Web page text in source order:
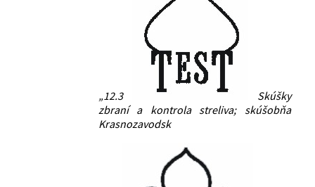
„12.3
Skúšky
zbraní a kontrola streliva; skúšobňa
Krasnozavodsk